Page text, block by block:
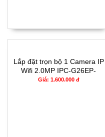
Lắp đặt trọn bộ 1 Camera IP
Wifi 2.0MP IPC-G26EP-
IMOU
Giá: 1.600.000 đ